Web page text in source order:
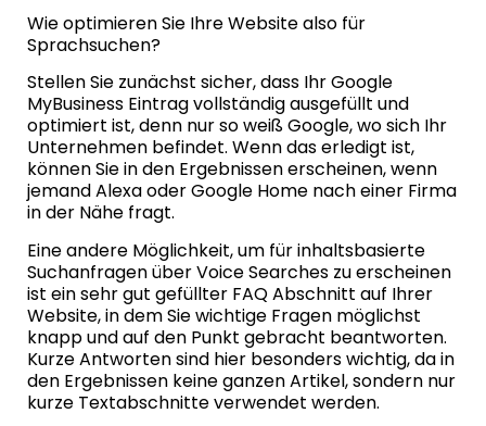
Wie optimieren Sie Ihre Website also für
Sprachsuchen?
Stellen Sie zunächst sicher, dass Ihr Google
MyBusiness Eintrag vollständig ausgefüllt und
optimiert ist, denn nur so weiß Google, wo sich Ihr
Unternehmen befindet. Wenn das erledigt ist,
können Sie in den Ergebnissen erscheinen, wenn
jemand Alexa oder Google Home nach einer Firma
in der Nähe fragt.
Eine andere Möglichkeit, um für inhaltsbasierte
Suchanfragen über Voice Searches zu erscheinen
ist ein sehr gut gefüllter FAQ Abschnitt auf Ihrer
Website, in dem Sie wichtige Fragen möglichst
knapp und auf den Punkt gebracht beantworten.
Kurze Antworten sind hier besonders wichtig, da in
den Ergebnissen keine ganzen Artikel, sondern nur
kurze Textabschnitte verwendet werden.